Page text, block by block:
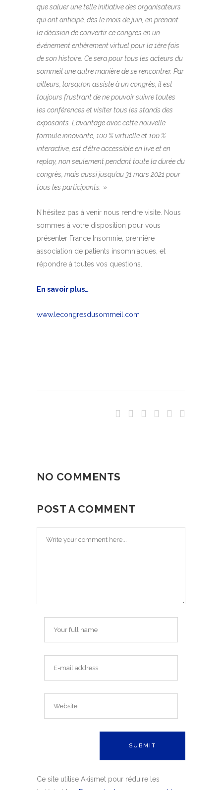
que saluer une telle initiative des organisateurs
qui ont anticipé, dès le mois de juin, en prenant
la décision de convertir ce congrès en un
événement entièrement virtuel pour la 1ère fois
de son histoire. Ce sera pour tous les acteurs du
sommeil une autre manière de se rencontrer. Par
ailleurs, lorsqu’on assiste à un congrès, il est
toujours frustrant de ne pouvoir suivre toutes
les conférences et visiter tous les stands des
exposants. L’avantage avec cette nouvelle
formule innovante, 100 % virtuelle et 100 %
interactive, est d’être accessible en live et en
replay, non seulement pendant toute la durée du
congrès, mais aussi jusqu’au 31 mars 2021 pour
tous les participants. »
N’hésitez pas à venir nous rendre visite. Nous
sommes à votre disposition pour vous
présenter France Insomnie, première
association de patients insomniaques, et
répondre à toutes vos questions.
En savoir plus…
www.lecongresdusommeil.com
NO COMMENTS
POST A COMMENT
Ce site utilise Akismet pour réduire les